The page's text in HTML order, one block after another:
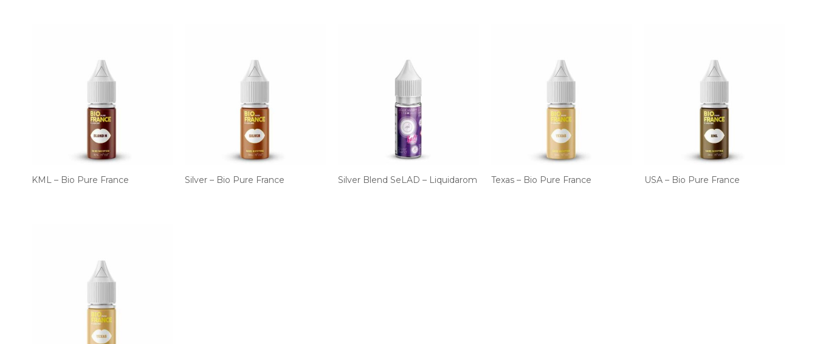
KML – Bio Pure France Silver – Bio Pure France Silver Blend SeLAD – Liquidarom Texas – Bio Pure France USA – Bio Pure France